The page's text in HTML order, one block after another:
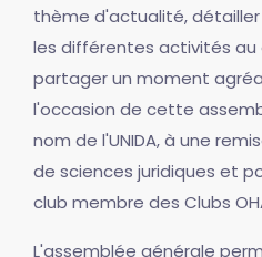
thème d'actualité,
les différentes activités au
partager un moment
l'occasion de cette
nom de l'UNIDA, à une
de sciences juridiques et
club membre des Clubs
L'assemblée générale